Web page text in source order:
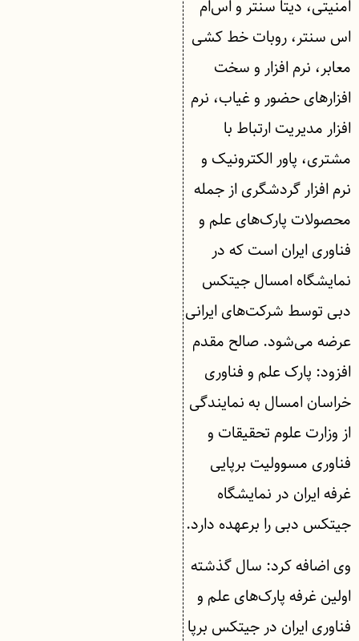
امنیتی، دیتا سنتر و اس‌ام
اس سنتر، روبات خط کشی
معابر، نرم افزار و سخت
افزارهای حضور و غیاب، نرم
افزار مدیریت ارتباط با
مشتری، پاور الکترونیک و
نرم افزار گردشگری از جمله
محصولات پارک‌های علم و
فناوری ایران است که در
نمایشگاه امسال جیتکس
دبی توسط شرکت‌های ایرانی
عرضه می‌شود. صالح مقدم
افزود: پارک علم و فناوری
خراسان امسال به نمایندگی
از وزارت علوم تحقیقات و
فناوری مسوولیت برپایی
غرفه ایران در نمایشگاه
جیتکس دبی را برعهده دارد.
وی اضافه کرد: سال گذشته
اولین غرفه پارک‌های علم و
فناوری ایران در جیتکس برپا